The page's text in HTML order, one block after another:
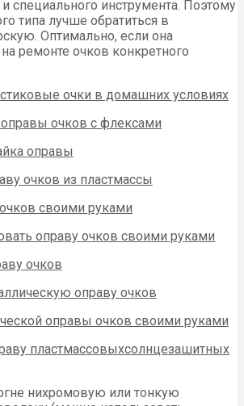
и специального инструмента. Поэтому
типа лучше обратиться в
Оптимально, если она
ремонте очков конкретного
нихромовую или тонкую